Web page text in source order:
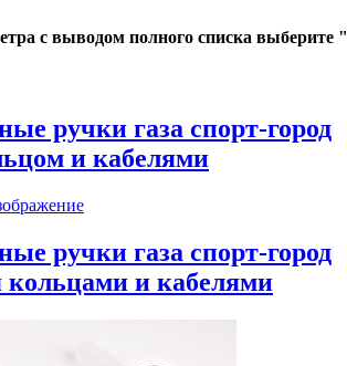
с выводом полного списка
ручки газа спорт-город
и кабелями
ручки газа спорт-город
и кабелями